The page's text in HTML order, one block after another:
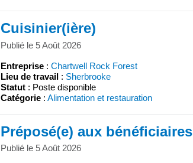
Cuisinier(ière)
Publié le 5 Août 2026
Entreprise : Chartwell Rock Forest
Lieu de travail : Sherbrooke
Statut : Poste disponible
Catégorie : Alimentation et restauration
Préposé(e) aux bénéficiaires
Publié le 5 Août 2026